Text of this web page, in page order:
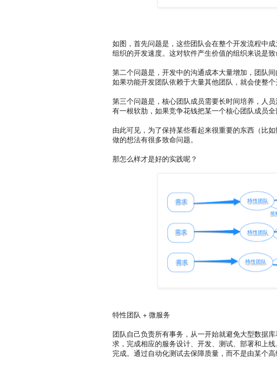
如图，首先问题是，这些团队会在整个开发流程中
组织的开发速度。这对软件产生价值的组织来说是致
第二个问题是，开发中的沟通成本大量增加，团队
如果功能开发团队依赖于大量其他团队，就会使整个
第三个问题是，核心团队成员需要长时间培养，人
有一根软肋，如果竞争花钱把某一个核心团队成员全
由此可见，为了保持某些看起来很重要的东西（比
做的想法有很多致命问题。
那怎么样才是好的实践呢？
特性团队 + 微服务
团队自己负责所有事务，从一开始就避免大型数据
求，完成相应的服务设计、开发、测试、部署和上
完成。通过自动化测试去保障质量，而不是由某个高